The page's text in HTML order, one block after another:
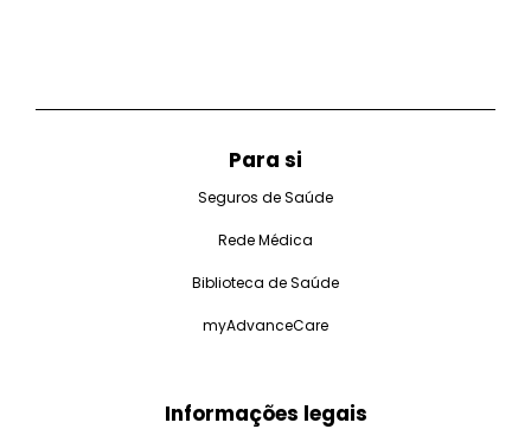
Para si
Seguros de Saúde
Rede Médica
Biblioteca de Saúde
myAdvanceCare
Informações legais